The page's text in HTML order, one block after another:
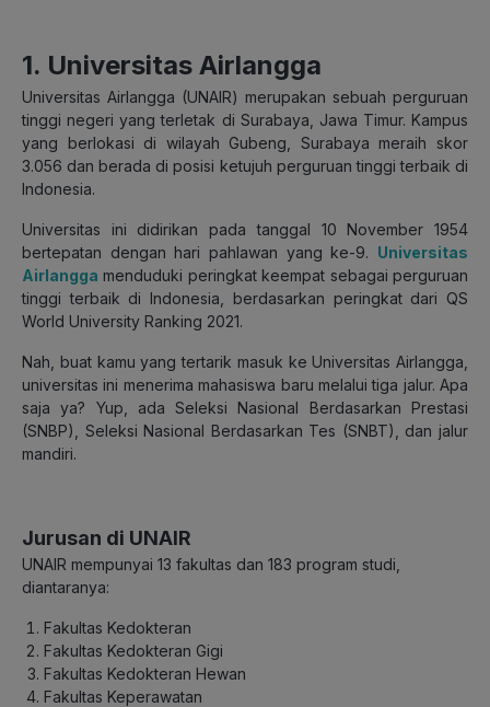
1. Universitas Airlangga
Universitas Airlangga (UNAIR) merupakan sebuah perguruan
tinggi negeri yang terletak di Surabaya, Jawa Timur. Kampus
yang berlokasi di wilayah Gubeng, Surabaya meraih skor
3.056 dan berada di posisi ketujuh perguruan tinggi terbaik di
Indonesia.
Universitas ini didirikan pada tanggal 10 November 1954
bertepatan dengan hari pahlawan yang ke-9. Universitas
Airlangga menduduki peringkat keempat sebagai perguruan
tinggi terbaik di Indonesia, berdasarkan peringkat dari QS
World University Ranking 2021.
Nah, buat kamu yang tertarik masuk ke Universitas Airlangga,
universitas ini menerima mahasiswa baru melalui tiga jalur. Apa
saja ya? Yup, ada Seleksi Nasional Berdasarkan Prestasi
(SNBP), Seleksi Nasional Berdasarkan Tes (SNBT), dan jalur
mandiri.
Jurusan di UNAIR
UNAIR mempunyai 13 fakultas dan 183 program studi,
diantaranya:
Fakultas Kedokteran
Fakultas Kedokteran Gigi
Fakultas Kedokteran Hewan
Fakultas Keperawatan